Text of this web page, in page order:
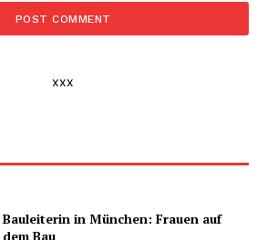
xxx
Bauleiterin in München: Frauen auf
dem Bau